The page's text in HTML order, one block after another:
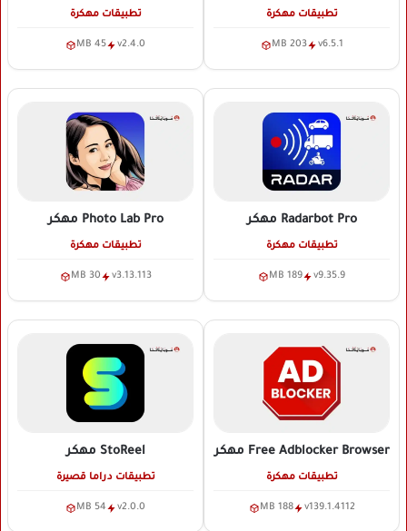
تطبيقات مهكرة
v6.5.1
203 MB
تطبيقات مهكرة
v2.4.0
45 MB
Radarbot Pro مهكر
تطبيقات مهكرة
v9.35.9
189 MB
Photo Lab Pro مهكر
تطبيقات مهكرة
v3.13.113
30 MB
Free Adblocker Browser مهكر
تطبيقات مهكرة
v139.1.4112
188 MB
StoReel مهكر
تطبيقات دراما قصيرة
v2.0.0
54 MB